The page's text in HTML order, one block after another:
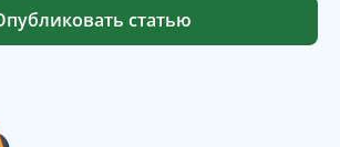
статью